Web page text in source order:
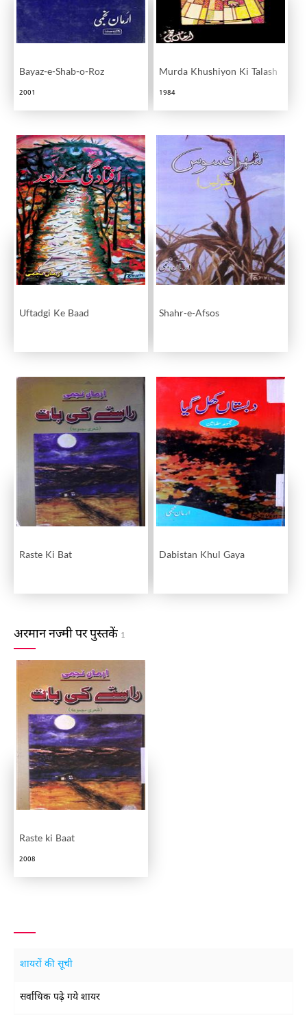
Bayaz-e-Shab-o-Roz
2001
Murda Khushiyon Ki Talash
1984
Uftadgi Ke Baad Shahr-e-Afsos
Raste Ki Bat Dabistan Khul Gaya
अरमान नज्मी पर पुस्तकें 1
Raste ki Baat
2008
शायरों की सूची
सर्वाधिक पढ़े गये शायर